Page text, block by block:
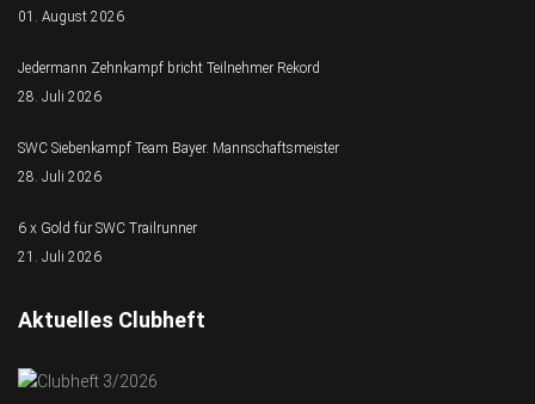
01. August 2026
Jedermann Zehnkampf bricht Teilnehmer Rekord
28. Juli 2026
SWC Siebenkampf Team Bayer. Mannschaftsmeister
28. Juli 2026
6 x Gold für SWC Trailrunner
21. Juli 2026
Aktuelles Clubheft